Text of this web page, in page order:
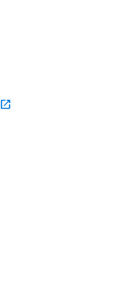
open_in_new